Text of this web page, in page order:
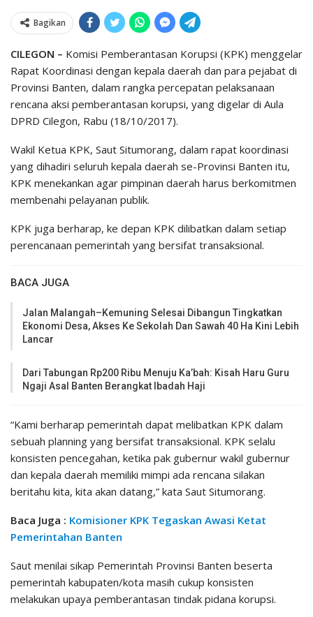
Bagikan
CILEGON – Komisi Pemberantasan Korupsi (KPK) menggelar
Rapat Koordinasi dengan kepala daerah dan para pejabat di
Provinsi Banten, dalam rangka percepatan pelaksanaan
rencana aksi pemberantasan korupsi, yang digelar di Aula
DPRD Cilegon, Rabu (18/10/2017).
Wakil Ketua KPK, Saut Situmorang, dalam rapat koordinasi
yang dihadiri seluruh kepala daerah se-Provinsi Banten itu,
KPK menekankan agar pimpinan daerah harus berkomitmen
membenahi pelayanan publik.
KPK juga berharap, ke depan KPK dilibatkan dalam setiap
perencanaan pemerintah yang bersifat transaksional.
BACA JUGA
Jalan Malangah–Kemuning Selesai Dibangun Tingkatkan
Ekonomi Desa, Akses Ke Sekolah Dan Sawah 40 Ha Kini Lebih
Lancar
Dari Tabungan Rp200 Ribu Menuju Ka’bah: Kisah Haru Guru
Ngaji Asal Banten Berangkat Ibadah Haji
“Kami berharap pemerintah dapat melibatkan KPK dalam
sebuah planning yang bersifat transaksional. KPK selalu
konsisten pencegahan, ketika pak gubernur wakil gubernur
dan kepala daerah memiliki mimpi ada rencana silakan
beritahu kita, kita akan datang,” kata Saut Situmorang.
Baca Juga : Komisioner KPK Tegaskan Awasi Ketat
Pemerintahan Banten
Saut menilai sikap Pemerintah Provinsi Banten beserta
pemerintah kabupaten/kota masih cukup konsisten
melakukan upaya pemberantasan tindak pidana korupsi.